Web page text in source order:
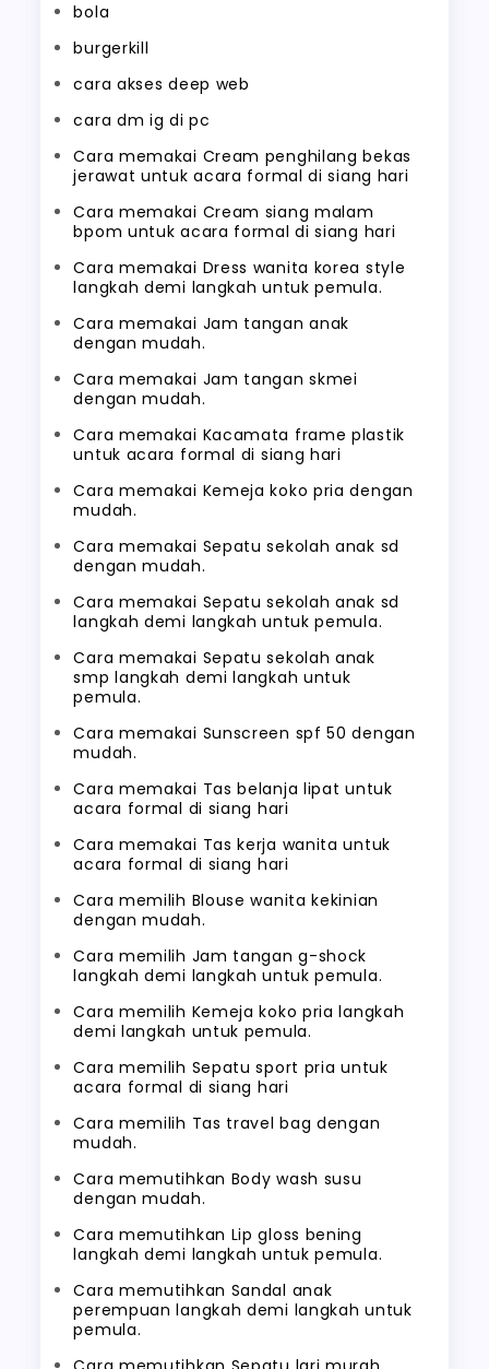
bola
burgerkill
cara akses deep web
cara dm ig di pc
Cara memakai Cream penghilang bekas
jerawat untuk acara formal di siang hari
Cara memakai Cream siang malam
bpom untuk acara formal di siang hari
Cara memakai Dress wanita korea style
langkah demi langkah untuk pemula.
Cara memakai Jam tangan anak
dengan mudah.
Cara memakai Jam tangan skmei
dengan mudah.
Cara memakai Kacamata frame plastik
untuk acara formal di siang hari
Cara memakai Kemeja koko pria dengan
mudah.
Cara memakai Sepatu sekolah anak sd
dengan mudah.
Cara memakai Sepatu sekolah anak sd
langkah demi langkah untuk pemula.
Cara memakai Sepatu sekolah anak
smp langkah demi langkah untuk
pemula.
Cara memakai Sunscreen spf 50 dengan
mudah.
Cara memakai Tas belanja lipat untuk
acara formal di siang hari
Cara memakai Tas kerja wanita untuk
acara formal di siang hari
Cara memilih Blouse wanita kekinian
dengan mudah.
Cara memilih Jam tangan g-shock
langkah demi langkah untuk pemula.
Cara memilih Kemeja koko pria langkah
demi langkah untuk pemula.
Cara memilih Sepatu sport pria untuk
acara formal di siang hari
Cara memilih Tas travel bag dengan
mudah.
Cara memutihkan Body wash susu
dengan mudah.
Cara memutihkan Lip gloss bening
langkah demi langkah untuk pemula.
Cara memutihkan Sandal anak
perempuan langkah demi langkah untuk
pemula.